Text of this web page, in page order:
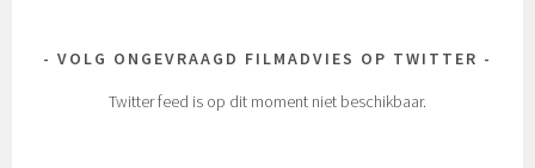
VOLG ONGEVRAAGD FILMADVIES OP TWITTER
Twitter feed is op dit moment niet beschikbaar.